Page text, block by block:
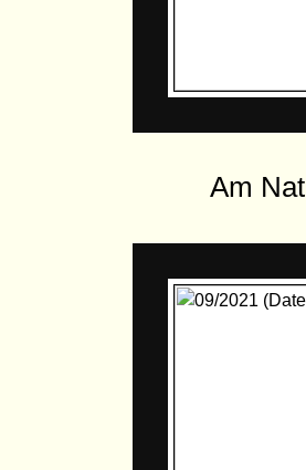
Am